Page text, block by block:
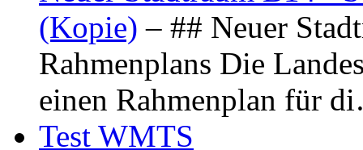
(Kopie) – ## Neuer
Rahmenplans Die
einen Rahmenplan für
Test WMTS